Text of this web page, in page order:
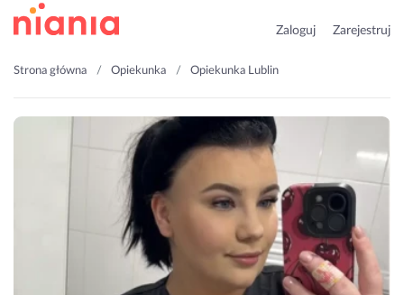
Zaloguj Zarejestruj
Strona główna Opiekunka Opiekunka Lublin